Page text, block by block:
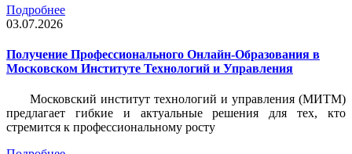
Подробнее
03.07.2026
Получение Профессионального Онлайн-Образования в
Московском Институте Технологий и Управления
Московский институт технологий и управления (МИТМ)
предлагает гибкие и актуальные решения для тех, кто
стремится к профессиональному росту